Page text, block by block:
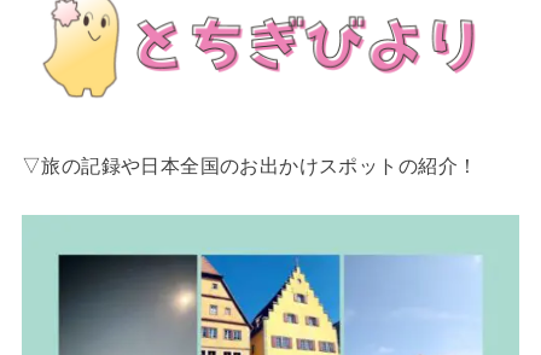
▽旅の記録や日本全国のお出かけスポットの紹介！